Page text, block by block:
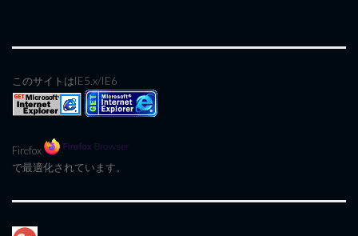
このサイトはIE5.x/IE6
Firefox
で最適化されています。